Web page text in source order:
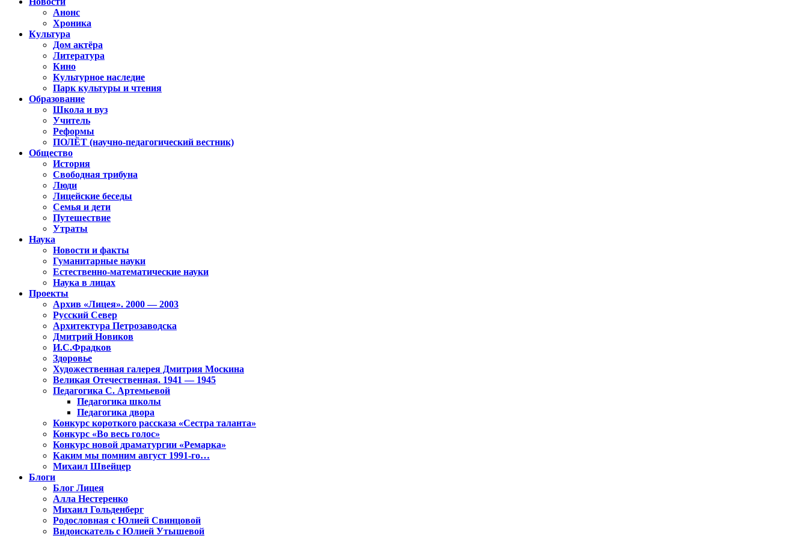
Анонс
Хроника
Культура
Дом актёра
Литература
Кино
Культурное наследие
Парк культуры и чтения
Образование
Школа и вуз
Учитель
Реформы
ПОЛЁТ (научно-педагогический вестник)
Общество
История
Свободная трибуна
Люди
Лицейские беседы
Семья и дети
Путешествие
Утраты
Наука
Новости и факты
Гуманитарные науки
Естественно-математические науки
Наука в лицах
Проекты
Архив «Лицея». 2000 — 2003
Русский Север
Архитектура Петрозаводска
Дмитрий Новиков
И.С.Фрадков
Здоровье
Художественная галерея Дмитрия Москина
Великая Отечественная. 1941 — 1945
Педагогика С. Артемьевой
Педагогика школы
Педагогика двора
Конкурс короткого рассказа «Сестра таланта»
Конкурс «Во весь голос»
Конкурс новой драматургии «Ремарка»
Каким мы помним август 1991-го…
Михаил Швейцер
Блоги
Блог Лицея
Алла Нестеренко
Михаил Гольденберг
Родословная с Юлией Свинцовой
Видоискатель с Юлией Утышевой